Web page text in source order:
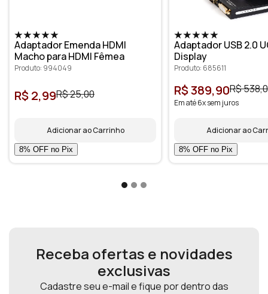
Adaptador Emenda HDMI
Macho para HDMI Fêmea
Produto: 994049
R$ 2,99R$ 25,00
Adicionar ao Carrinho
Adaptador USB 2.0
Display
Produto: 685611
R$ 389,90R$
Em até 6x sem juros
Adicionar ao
Receba ofertas e novidades
exclusivas
Cadastre seu e-mail e fique por dentro das